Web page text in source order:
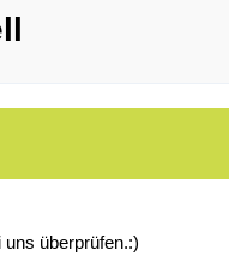
überprüfen.:)